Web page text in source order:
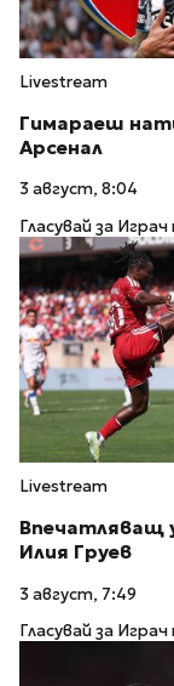
Livestream
Гимараеш
Арсенал
3 август, 8:04
Гласувай за
Livestream
Впечатляващ
Илия Груев
3 август, 7:49
Гласувай за